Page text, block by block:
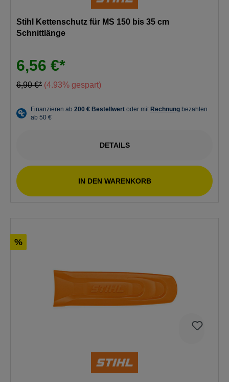
Stihl Kettenschutz für MS 150 bis 35 cm
Schnittlänge
6,56 €*
6,90 €* (4.93% gespart)
DETAILS
IN DEN WARENKORB
%